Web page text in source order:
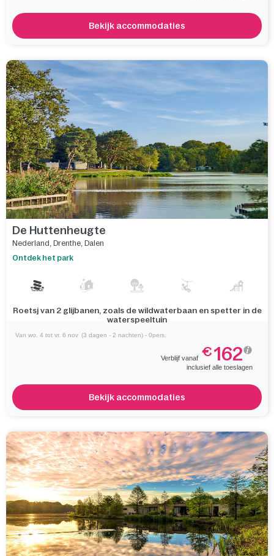
Bekijk accommodaties
Vergelijk
De Huttenheugte
Nederland, Drenthe, Dalen
Ontdek het park
Roetsj van 2 glijbanen, zoals de wildwaterbaan en spetter in de
waterspeeltuin
Van wo. 4 tot vr. 6 nov (3 dagen - 2 nachten) - 0pers.
Verblijf vanaf €162
inclusief alle toeslagen
Bekijk accommodaties